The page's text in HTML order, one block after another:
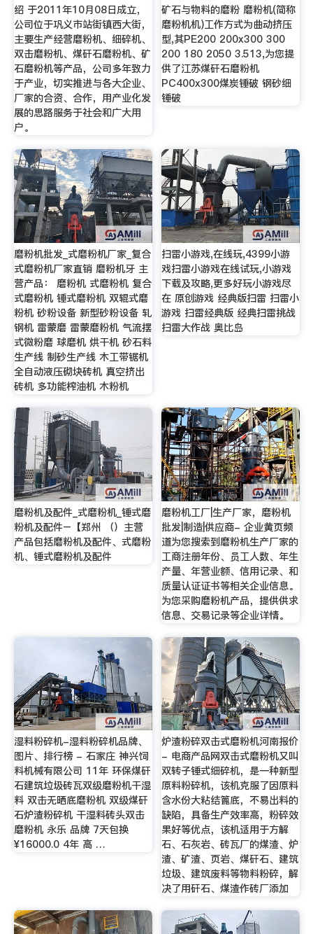
绍 于2011年10月08日成立，
公司位于巩义市站街镇西大街，
主要生产经营磨粉机、细碎机、
双击磨粉机、煤矸石磨粉机、矿
石磨粉机等产品，公司多年致力
于产业，切实推进与各大企业、
厂家的合资、合作，用产业化发
展的思路服务于社会和广大用
户。
矿石与物料的磨粉 磨粉机(简称
磨粉机机)工作方式为曲动挤压
型,其PE200 200x300 300
200 180 2050 3.513,为您提
供了江苏煤矸石磨粉机
PC400x300煤炭锤破 钢砂细
锤破
磨粉机批发_式磨粉机厂家_复合
式磨粉机厂家直销 磨粉机牙 主
营产品： 磨粉机 式磨粉机 复合
式磨粉机 锤式磨粉机 双辊式磨
粉机 砂粉设备 新型砂粉设备 轧
钢机 雷蒙磨 雷蒙磨粉机 气流摆
式微粉磨 球磨机 烘干机 砂石料
生产线 制砂生产线 木工带锯机
全自动液压砌块砖机 真空挤出
砖机 多功能榨油机 木粉机
扫雷小游戏,在线玩,4399小游
戏扫雷小游戏在线试玩,小游戏
下载及攻略,更多好玩小游戏尽
在 原创游戏 经典版扫雷 扫雷小
游戏 扫雷经典版 经典扫雷挑战
扫雷大作战 奥比岛
磨粉机及配件_式磨粉机_锤式磨
粉机及配件–【郑州 （）主营
产品包括磨粉机及配件、式磨粉
机、锤式磨粉机及配件
磨粉机工厂|生产厂家，磨粉机
批发|制造|供应商- 企业黄页频
道为您搜索到磨粉机生产厂家的
工商注册年份、员工人数、年生
产量、年营业额、信用记录、和
质量认证证书等相关企业信息。
为您采购磨粉机产品，提供供求
信息、交易记录等企业详情。
湿料粉碎机-湿料粉碎机品牌、
图片、排行榜 - 石家庄 神兴饲
料机械有限公司 11年 环保煤矸
石建筑垃圾砖瓦双级磨粉机干湿
料 双击无晒底磨粉机 双级煤矸
石炉渣粉碎机 干湿料砖头双击
磨粉机 永乐 品牌 7天包换
¥16000.0 4年 高 …
炉渣粉碎双击式磨粉机河南报价
- 电商产品网双击式磨粉机又叫
双转子锤式细碎机，是一种新型
原料粉碎机，该机克服了因原料
含水份大粘结篦底，不易出料的
缺陷，具备生产效率高，粉碎效
果好等优点，该机适用于方解
石、石灰岩、砖瓦厂的煤渣、炉
渣、矿渣、页岩、煤矸石、建筑
垃圾、建筑废料等物料粉碎，解
决了用矸石、煤渣作砖厂添加